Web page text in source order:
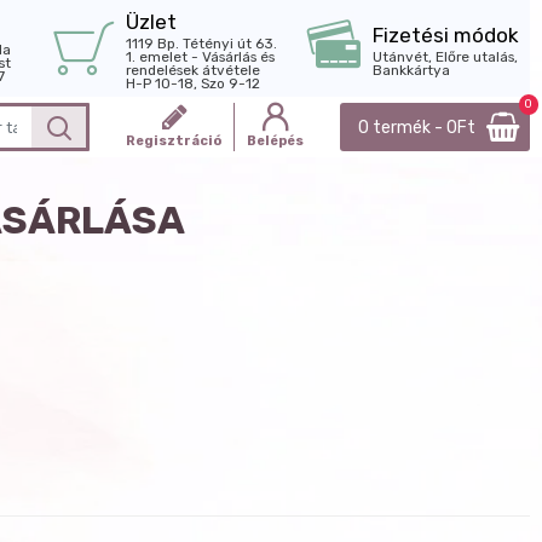
Üzlet
1119 Bp. Tétényi út 63.
1. emelet - Vásárlás és
rendelések átvétele
H-P 10-18, Szo 9-12
Fizetési módok
Utánvét, Előre utalás,
Bankkártya
Regisztráció Belépés
0 termék - 0Ft
0